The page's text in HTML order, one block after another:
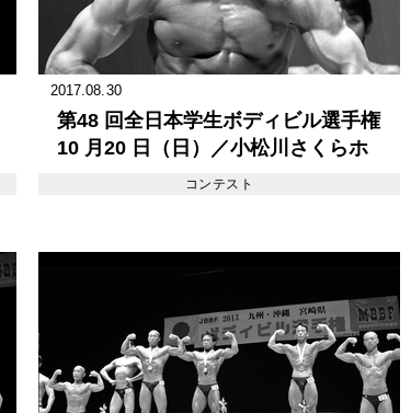
2017.08.30
第48 回全日本学生ボディビル選手権
10 月20 日（日）／小松川さくらホ
コンテスト